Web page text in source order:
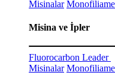
Misinalar
Misina ve İpler
Fluorocarbon Leader
Misinalar